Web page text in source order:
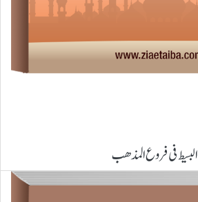
البسیط فی فروع المذھب